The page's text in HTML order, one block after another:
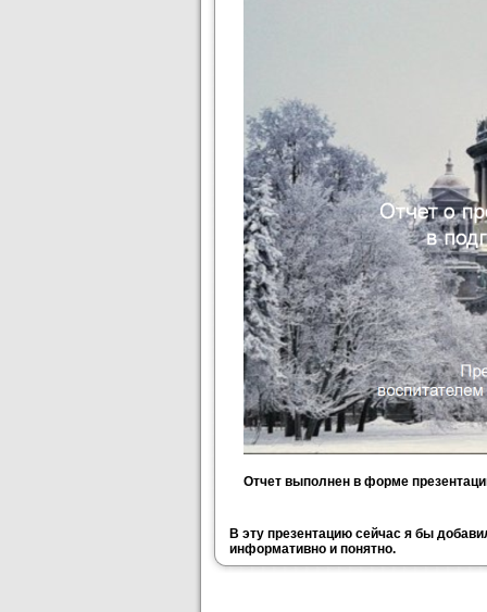
Отчет выполнен в форме
В эту презентацию сейчас я бы
информативно и понятно.